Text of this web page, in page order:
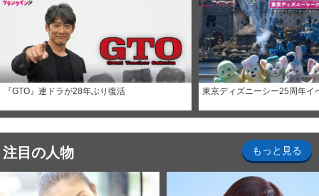
『GTO』連ドラが28年ぶり復活 東京ディズニーシー25周年イ
注目の人物 もっと見る